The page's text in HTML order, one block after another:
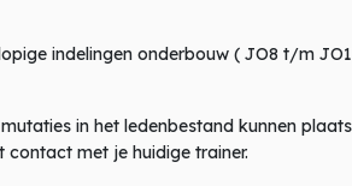
indelingen onderbouw ( JO8 t/m
in het ledenbestand kunnen
contact met je huidige trainer.